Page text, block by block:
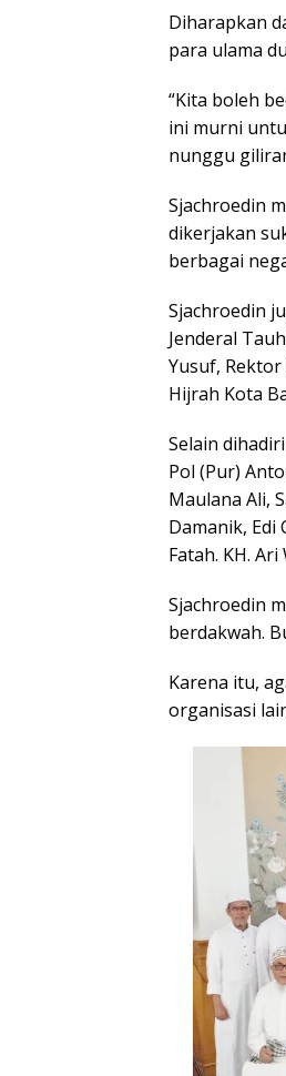
Diharapkan
para ulama
“Kita boleh
ini murni
nunggu
Sjachroedin
dikerjakan
berbagai
Sjachroedin
Jenderal
Yusuf,
Hijrah Kota
Selain
Pol (Pur)
Maulana Ali,
Damanik, Edi
Fatah. KH. Ari
Sjachroedin
berdakwah.
Karena itu,
organisasi